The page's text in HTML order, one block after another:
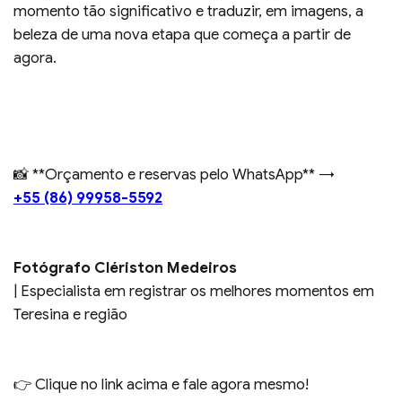
momento tão significativo e traduzir, em imagens, a
beleza de uma nova etapa que começa a partir de
agora.
📸 **Orçamento e reservas pelo WhatsApp** →
+55 (86) 99958-5592
Fotógrafo Clériston Medeiros
| Especialista em registrar os melhores momentos em
Teresina e região
👉 Clique no link acima e fale agora mesmo!